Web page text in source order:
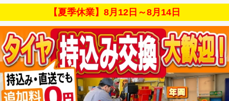
【夏季休業】8月12日～8月14日